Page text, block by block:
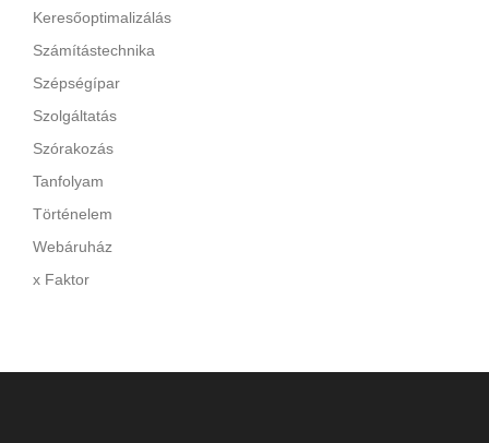
Keresőoptimalizálás
Számítástechnika
Szépségípar
Szolgáltatás
Szórakozás
Tanfolyam
Történelem
Webáruház
x Faktor